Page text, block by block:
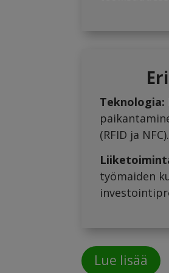
Teknologia:
(RFID ja NFC).
työmaiden
Lue lisää